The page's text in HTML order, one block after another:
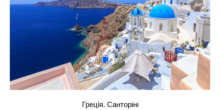
«Орла и Решки» найкрасивішими місцями
виявилися: